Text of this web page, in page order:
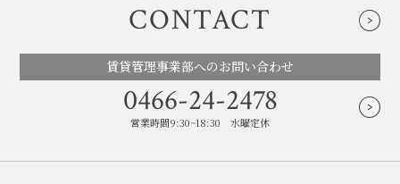
CONTACT
賃貸管理事業部へのお問い合わせ
0466-24-2478
営業時間9:30~18:30 水曜定休